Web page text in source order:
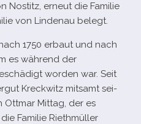
Nostitz, erneut die Familie
von Lindenau belegt.
1750 erbaut und nach
es wäh­rend der
wor­den war. Seit
Kreckwitz mit­samt sei­
Ottmar Mittag, der es
Familie Riethmüller